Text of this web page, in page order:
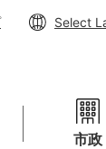
Select
市政